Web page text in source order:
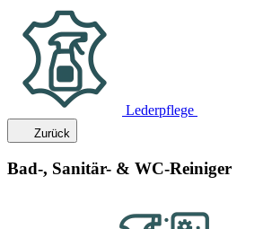
Lederpflege
Zurück
Bad-, Sanitär- & WC-Reiniger